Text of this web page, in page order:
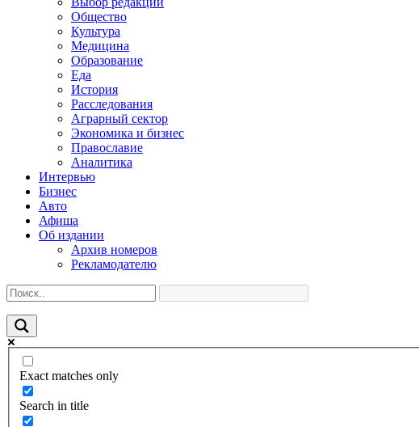
Общество
Культура
Медицина
Образование
Еда
История
Расследования
Аграрный сектор
Экономика и бизнес
Православие
Аналитика
Интервью
Бизнес
Авто
Афиша
Об издании
Архив номеров
Рекламодателю
Exact matches only
Search in title